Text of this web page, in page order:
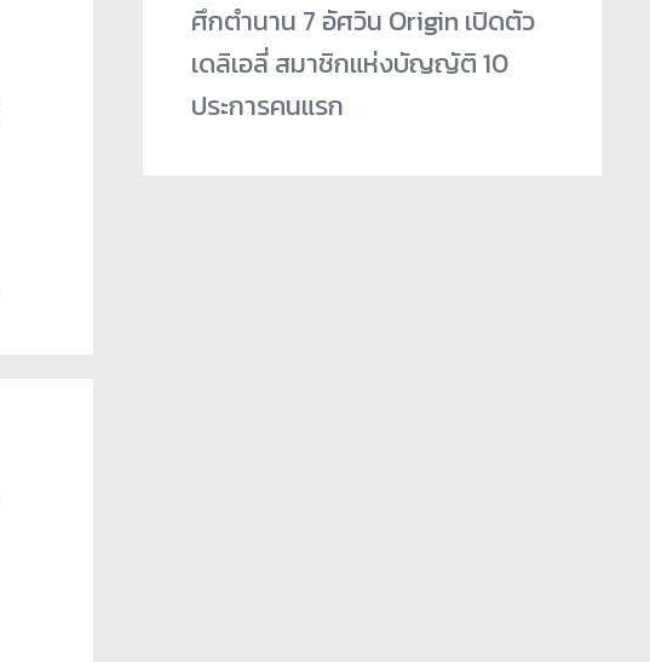
ศึกตำนาน 7 อัศวิน Origin เปิดตัว
เดลิเอลี่ สมาชิกแห่งบัญญัติ 10
ประการคนแรก